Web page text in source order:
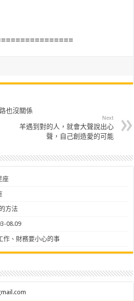
也沒關係
Next
羊遇到對的人，就會大聲說出心
聲，自己創造愛的可能
座
方法
08.09
作、財務要小心的事